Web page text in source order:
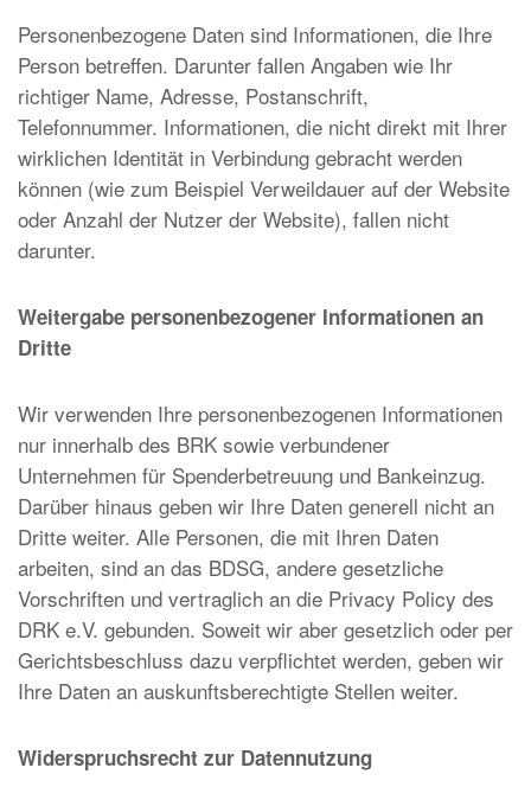
Personenbezogene Daten sind Informationen, die Ihre
Person betreffen. Darunter fallen Angaben wie Ihr
richtiger Name, Adresse, Postanschrift,
Telefonnummer. Informationen, die nicht direkt mit Ihrer
wirklichen Identität in Verbindung gebracht werden
können (wie zum Beispiel Verweildauer auf der Website
oder Anzahl der Nutzer der Website), fallen nicht
darunter.
Weitergabe personenbezogener Informationen an
Dritte
Wir verwenden Ihre personenbezogenen Informationen
nur innerhalb des BRK sowie verbundener
Unternehmen für Spenderbetreuung und Bankeinzug.
Darüber hinaus geben wir Ihre Daten generell nicht an
Dritte weiter. Alle Personen, die mit Ihren Daten
arbeiten, sind an das BDSG, andere gesetzliche
Vorschriften und vertraglich an die Privacy Policy des
DRK e.V. gebunden. Soweit wir aber gesetzlich oder per
Gerichtsbeschluss dazu verpflichtet werden, geben wir
Ihre Daten an auskunftsberechtigte Stellen weiter.
Widerspruchsrecht zur Datennutzung